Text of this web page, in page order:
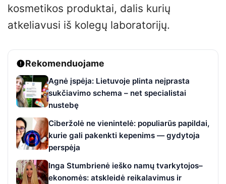
kosmetikos produktai, dalis kurių
atkeliavusi iš kolegų laboratorijų.
Rekomenduojame
Agnė įspėja: Lietuvoje plinta neįprasta
sukčiavimo schema – net specialistai
nustebę
Ciberžolė ne vienintelė: populiarūs papildai,
kurie gali pakenkti kepenims — gydytoja
perspėja
Inga Stumbrienė ieško namų tvarkytojos–
ekonomės: atskleidė reikalavimus ir